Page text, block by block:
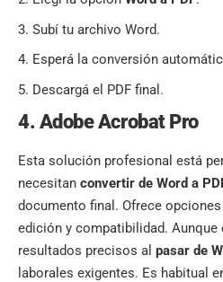
Subí tu archivo Word.
Esperá la conversión
Descargá el PDF final.
4. Adobe Acrobat Pro
Esta solución profesional está
necesitan convertir de Word a
documento final. Ofrece
edición y compatibilidad. Aunque
resultados precisos al pasar de
laborales exigentes. Es habitual